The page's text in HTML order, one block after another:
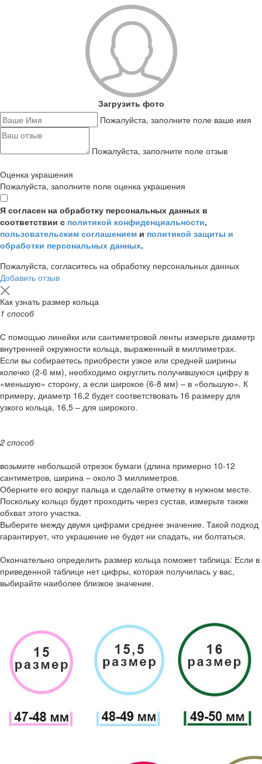
Загрузить фото
Пожалуйста, заполните поле ваше имя
Пожалуйста, заполните поле отзыв
Оценка украшения
Пожалуйста, заполните поле оценка украшения
Я согласен на обработку персональных данных в
соответствии с политикой конфиденциальности,
пользовательским соглашением и политикой защиты и
обработки персональных данных.
Пожалуйста, согласитесь на обработку персональных данных
Добавить отзыв
Как узнать размер кольца
1 способ
С помощью линейки или сантиметровой ленты измерьте диаметр
внутренней окружности кольца, выраженный в миллиметрах.
Если вы собираетесь приобрести узкое или средней ширины
колечко (2-6 мм), необходимо округлить получившуюся цифру в
«меньшую» сторону, а если широкое (6-8 мм) – в «большую». К
примеру, диаметр 16,2 будет соответствовать 16 размеру для
узкого кольца, 16,5 – для широкого.
2 способ
возьмите небольшой отрезок бумаги (длина примерно 10-12
сантиметров, ширина – около 3 миллиметров.
Оберните его вокруг пальца и сделайте отметку в нужном месте.
Поскольку кольцо будет проходить через сустав, измерьте также
обхват этого участка.
Выберите между двумя цифрами среднее значение. Такой подход
гарантирует, что украшение не будет ни спадать, ни болтаться.
Окончательно определить размер кольца поможет таблица: Если в
приведенной таблице нет цифры, которая получилась у вас,
выбирайте наиболее близкое значение.